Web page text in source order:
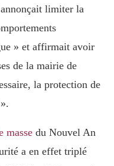
limiter la
» et affirmait avoir
de la mairie de
la protection de
masse du Nouvel An
a en effet triplé